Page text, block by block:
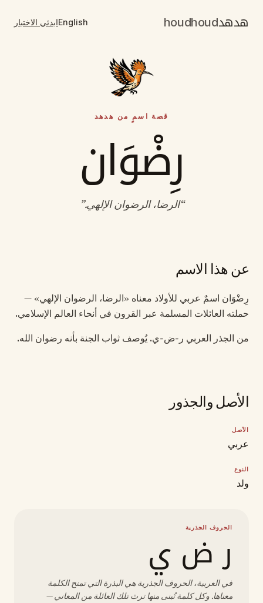
هدهدhoudhoud
Englishابدئي الاختبار
قصة اسمٍ من هدهد
رِضْوَان
“الرضا، الرضوان الإلهي.”
عن هذا الاسم
رِضْوَان اسمٌ عربي للأولاد معناه «الرضا، الرضوان الإلهي» —
حملته العائلات المسلمة عبر القرون في أنحاء العالم الإسلامي.
من الجذر العربي ر-ض-ي. يُوصف ثواب الجنة بأنه رضوان الله.
الأصل والجذور
الأصل
عربي
النوع
ولد
الحروف الجذرية
ر ض ي
في العربية، الحروف الجذرية هي البذرة التي تمنح الكلمة
معناها. وكل كلمة تُبنى منها ترث تلك العائلة من المعاني —